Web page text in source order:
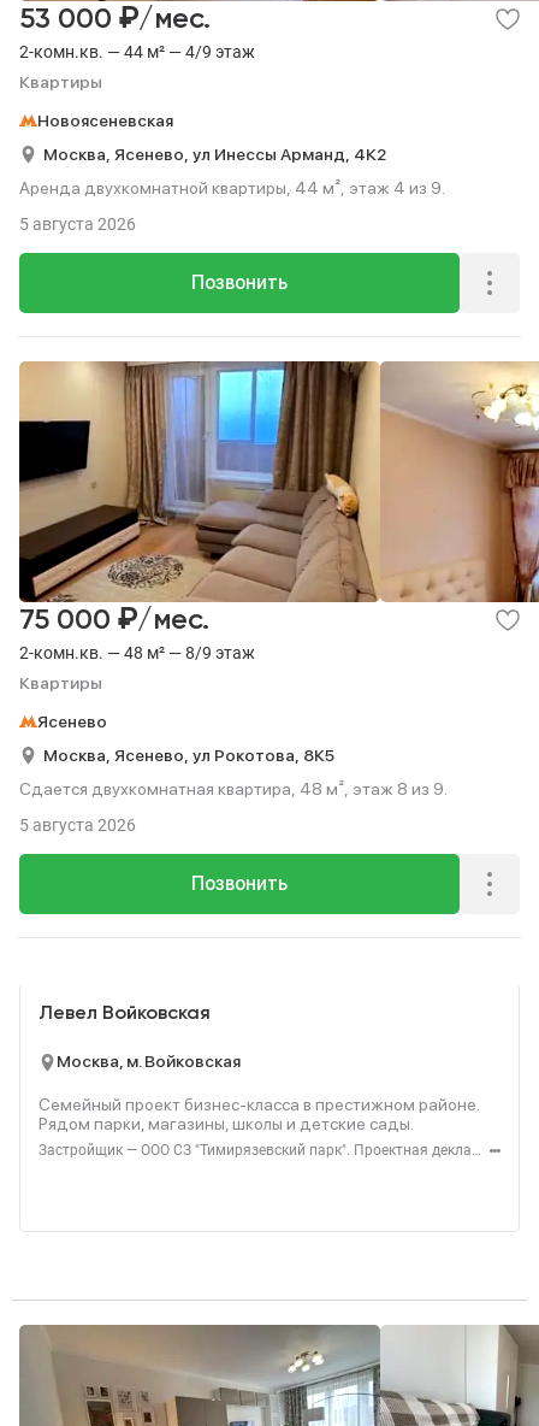
2-комн.кв. — 44 м² — 4/9 этаж
Квартиры
53 000 ₽/мес.
Новоясеневская
Москва, Ясенево, ул Инессы Арманд, 4К2
Аренда двухкомнатной квартиры, 44 м², этаж 4 из 9.
Позвонить
5 августа 2026
2-комн.кв. — 48 м² — 8/9 этаж
Квартиры
75 000 ₽/мес.
Ясенево
Москва, Ясенево, ул Рокотова, 8К5
Сдается двухкомнатная квартира, 48 м², этаж 8 из 9.
Позвонить
5 августа 2026
Левел Войковская
Москва, м. Войковская
Семейный проект бизнес-класса в престижном районе.
Рядом парки, магазины, школы и детские сады.
Застройщик — ООО СЗ "Тимирязевский парк". Проектная декларация — наш.дом.рф. Акция до 31.08.2026. Не оферта. Подробности — level.ru